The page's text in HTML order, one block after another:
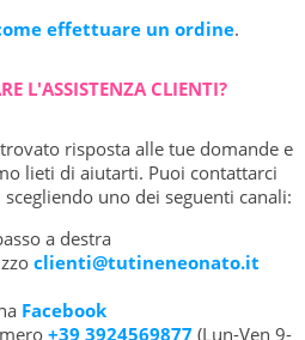
effettuare un ordine.
L'ASSISTENZA CLIENTI?
risposta alle tue domande e
lieti di aiutarti. Puoi contattarci
uno dei seguenti canali:
a destra
clienti@tutineneonato.it
Facebook
+39 3924569877 (Lun-Ven 9-